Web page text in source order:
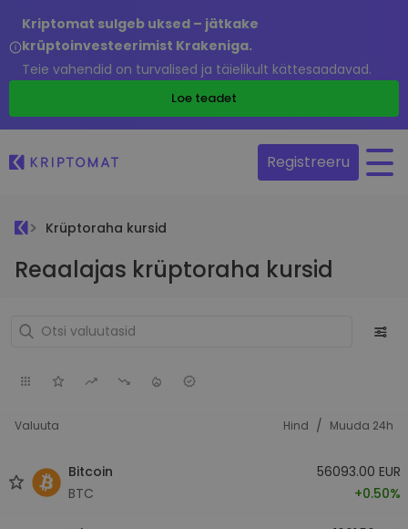
Kriptomat sulgeb uksed – jätkake
krüptoinvesteerimist Krakeniga.
Teie vahendid on turvalised ja täielikult kättesaadavad.
Loe teadet
Registreeru
Krüptoraha kursid
Reaalajas krüptoraha kursid
Valuuta Hind / Muuda 24h
Bitcoin
BTC
56093.00 EUR
+0.50%